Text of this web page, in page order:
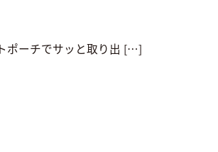
ポーチでサッと取り出 […]